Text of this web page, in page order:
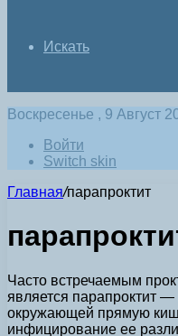
Искать
Воскресенье , 9 Август
Войти
Switch skin
Главная/парапроктит
Часто встречаемым
является парапроктит —
окружающей прямую
инфицирование ее